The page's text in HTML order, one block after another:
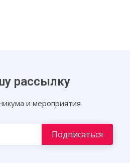
рассылку
и мероприятия